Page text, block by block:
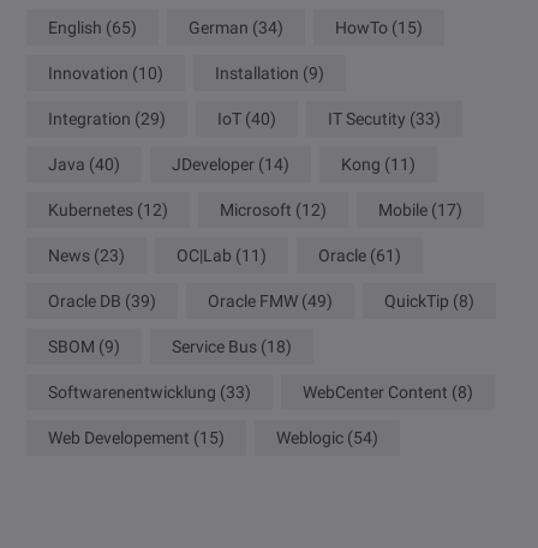
English (65) German (34) HowTo (15)
Innovation (10) Installation (9)
Integration (29) IoT (40) IT Secutity (33)
Java (40) JDeveloper (14) Kong (11)
Kubernetes (12) Microsoft (12) Mobile (17)
News (23) OC|Lab (11) Oracle (61)
Oracle DB (39) Oracle FMW (49) QuickTip (8)
SBOM (9) Service Bus (18)
Softwarenentwicklung (33) WebCenter Content (8)
Web Developement (15) Weblogic (54)